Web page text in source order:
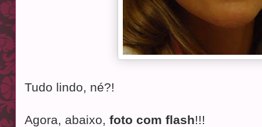
Tudo lindo, né?!
Agora, abaixo, foto com flash!!!